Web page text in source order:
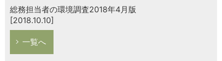
総務担当者の環境調査2018年4月版
[2018.10.10]
一覧へ